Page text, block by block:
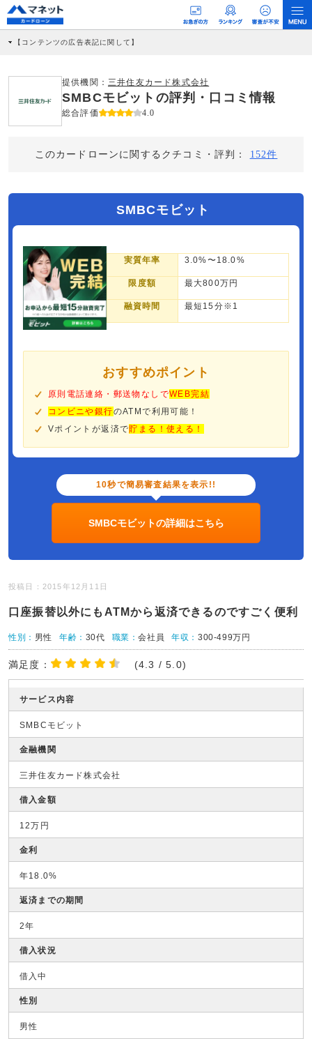
【コンテンツの広告表記に関して】
社に対して企業から紹介報酬が支払われるという収益モデルです。 ただし、特定の
商品を根拠なくPRするものではなく、当編集部の調査／ユーザーへの口コミ収集な
どに基づき、公平性を担保した情報提供を行っています。
提供機関： 三井住友カード株式会社
SMBCモビットの評判・口コミ情報
総合評価 4.0
このカードローンに関するクチコミ・評判： 152件
SMBCモビット
実質年率 3.0%〜18.0%
限度額 最大800万円
融資時間 最短15分※1
おすすめポイント
原則電話連絡・郵送物なしでWEB完結
コンビニや銀行のATMで利用可能！
Vポイントが返済で貯まる！使える！
10秒で簡易審査結果を表示!!
SMBCモビットの詳細はこちら
投稿日：2015年12月11日
口座振替以外にもATMから返済できるのですごく便利
性別： 男性 年齢： 30代 職業：会社員 年収：300-499万円
満足度： (4.3 / 5.0)
サービス内容
SMBCモビット
金融機関
三井住友カード株式会社
借入金額
12万円
金利
年18.0%
返済までの期間
2年
借入状況
借入中
性別
男性